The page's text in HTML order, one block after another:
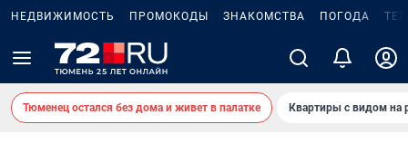
НЕДВИЖИМОСТЬ ПРОМОКОДЫ ЗНАКОМСТВА ПОГОДА
Тюменец остался без дома и живет в палатке Квартиры с видом на